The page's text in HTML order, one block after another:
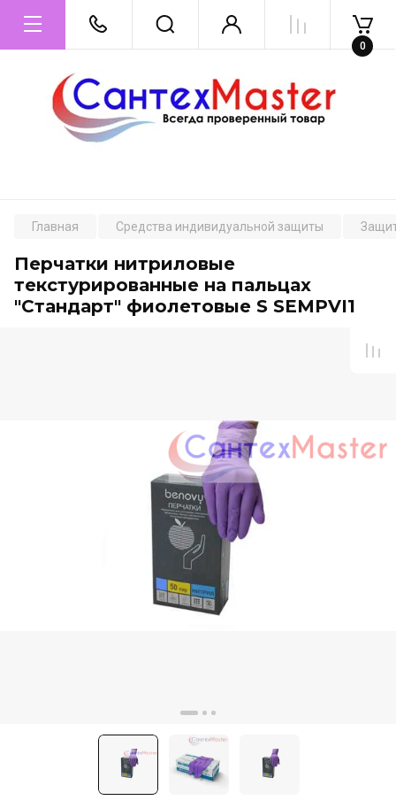
0
Главная Средства индивидуальной защиты
Перчатки нитриловые
текстурированные на пальцах
"Стандарт" фиолетовые S SEMPVI1